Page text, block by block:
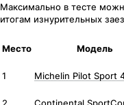
Максимально в тесте
итогам изнурительных
Место Модель
1 Michelin Pilot Sport
2
Continental